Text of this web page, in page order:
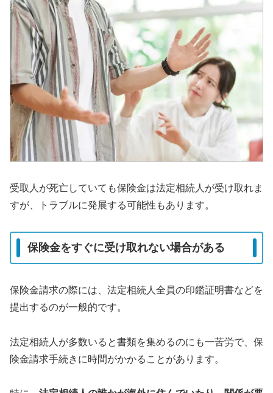
受取人が死亡していても保険金は法定相続人が受け取れま
すが、トラブルに発展する可能性もあります。
保険金をすぐに受け取れない場合がある
保険金請求の際には、法定相続人全員の印鑑証明書などを
提出するのが一般的です。
法定相続人が多数いると書類を集めるのにも一苦労で、保
険金請求手続きに時間がかかることがあります。